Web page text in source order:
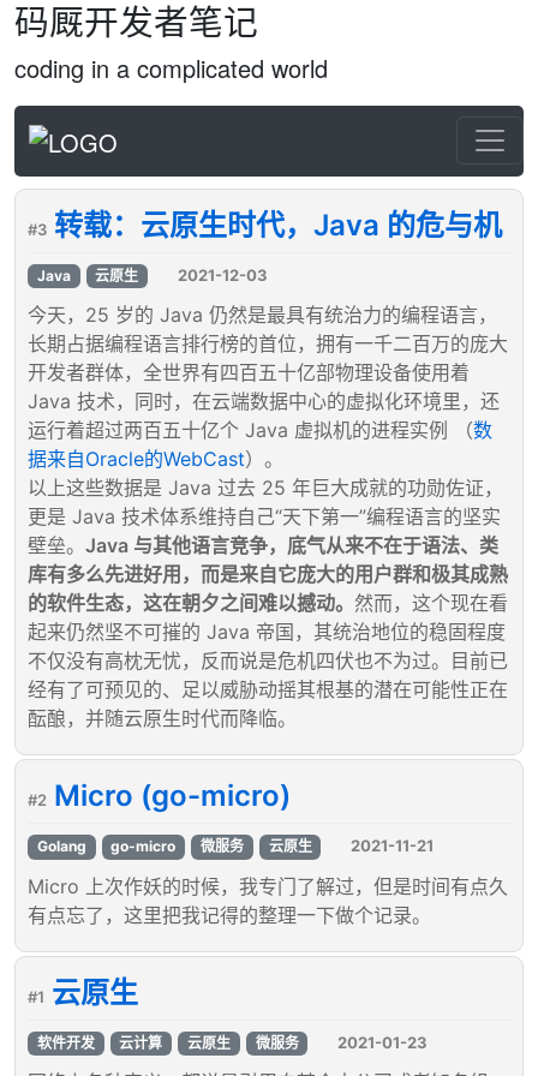
码厩开发者笔记
coding in a complicated world
#3 转载：云原生时代，Java 的危与机
Java 云原生 2021-12-03
今天，25 岁的 Java 仍然是最具有统治力的编程语言，
长期占据编程语言排行榜的首位，拥有一千二百万的庞大
开发者群体，全世界有四百五十亿部物理设备使用着
Java 技术，同时，在云端数据中心的虚拟化环境里，还
运行着超过两百五十亿个 Java 虚拟机的进程实例 （数
据来自Oracle的WebCast）。
以上这些数据是 Java 过去 25 年巨大成就的功勋佐证，
更是 Java 技术体系维持自己“天下第一”编程语言的坚实
壁垒。 Java 与其他语言竞争，底气从来不在于语法、类
库有多么先进好用，而是来自它庞大的用户群和极其成熟
的软件生态，这在朝夕之间难以撼动。 然而，这个现在看
起来仍然坚不可摧的 Java 帝国，其统治地位的稳固程度
不仅没有高枕无忧，反而说是危机四伏也不为过。目前已
经有了可预见的、足以威胁动摇其根基的潜在可能性正在
酝酿，并随云原生时代而降临。
#2 Micro (go-micro)
Golang go-micro 微服务 云原生 2021-11-21
Micro 上次作妖的时候，我专门了解过，但是时间有点久
有点忘了，这里把我记得的整理一下做个记录。
#1 云原生
软件开发 云计算 云原生 微服务 2021-01-23